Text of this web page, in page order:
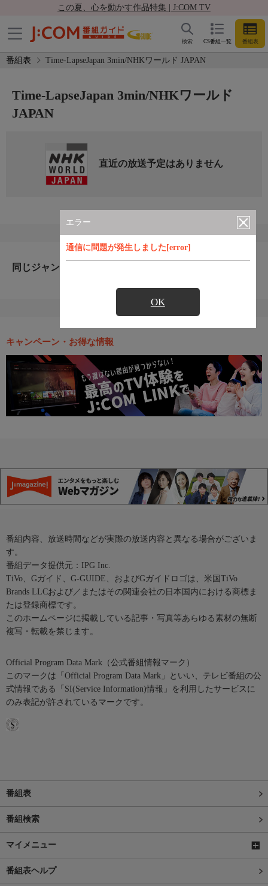
この夏、心を動かす作品特集 | J:COM TV
CS番組一覧 番組表
検索
番組表 Time-LapseJapan 3min/NHKワールド JAPAN
エラー
通信に問題が発生しました[error]
OK
Time-LapseJapan 3min/NHKワールド
JAPAN
直近の放送予定はありません
同じジャンルのおすすめ番組
キャンペーン・お得な情報
番組内容、放送時間などが実際の放送内容と異なる場合がございま
す。
番組データ提供元：IPG Inc.
TiVo、Gガイド、G-GUIDE、およびGガイドロゴは、米国TiVo
Brands LLCおよび／またはその関連会社の日本国内における商標ま
たは登録商標です。
このホームページに掲載している記事・写真等あらゆる素材の無断
複写・転載を禁じます。
Official Program Data Mark（公式番組情報マーク）
このマークは「Official Program Data Mark」といい、テレビ番組の公
式情報である「SI(Service Information)情報」を利用したサービスに
のみ表記が許されているマークです。
番組表
番組検索
マイメニュー
番組表ヘルプ